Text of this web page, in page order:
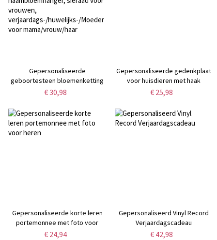
Gepersonaliseerde
geboortesteen bloemenketting
met naam, delicate
vrouwen,
verjaardags-/huwelijks-/Moederdagcadeau
voor mama/vrouw/haar
€ 30,98
Gepersonaliseerde gedenkplaat
voor huisdieren met haak
€ 25,98
Gepersonaliseerde korte leren
portemonnee met foto voor
heren
€ 24,94
Gepersonaliseerd Vinyl Record
Verjaardagscadeau
€ 42,98